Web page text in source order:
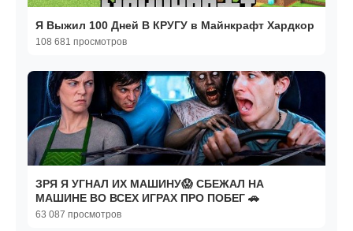
Я Выжил 100 Дней В КРУГУ в Майнкрафт Хардкор
108 681 просмотров
ЗРЯ Я УГНАЛ ИХ МАШИНУ😱 СБЕЖАЛ НА
МАШИНЕ ВО ВСЕХ ИГРАХ ПРО ПОБЕГ 🚗
63 087 просмотров